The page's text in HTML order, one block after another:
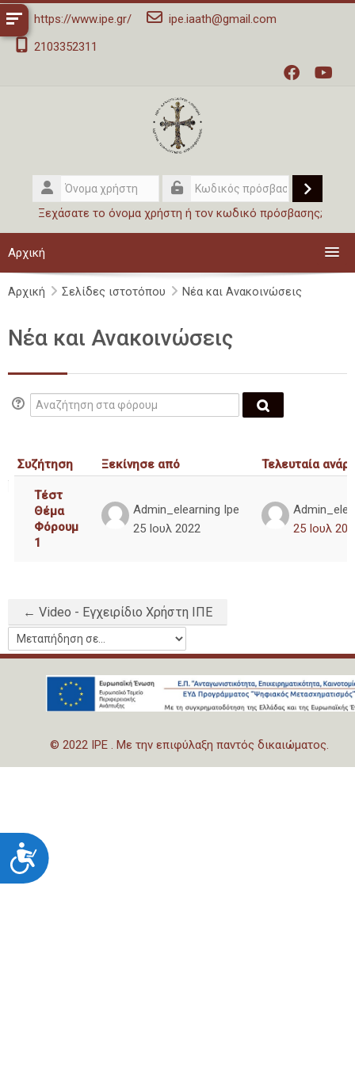
Σημείωση:
Αυτός
Προσιτότητα
Μετάβαση στο κεντρικό περιεχόμενο
https://www.ipe.gr/
ipe.iaath@gmail.com
2103352311
Όνομα
χρήστη
Κωδικός
Ξεχάσατε το όνομα χρήστη ή τον κωδικό πρόσβασης;
Αρχική
Μαθήματα
Το Ι.Π.Ε.
Νέα και Ανακοινώσεις
Ελληνικά ‎(el)‎
Αρχική Σελίδες ιστοτόπου Νέα και Ανακοινώσεις
Νέα και Ανακοινώσεις
Αναζήτηση στα φόρουμ
Αναζήτηση στα
Λίστα συζητήσεων. Εμφάνιση 1 από
Συζήτηση Ξεκίνησε από Τελευταία
Τέστ
Θέμα
Φόρουμ
1
Admin_elearning Ipe
25 Ιουλ 2022
25 Ιουλ
← Video - Εγχειρίδιο Χρήστη ΙΠΕ
Μεταπήδηση σε...
© 2022 IPE . Με την επιφύλαξη παντός δικαιώματος.